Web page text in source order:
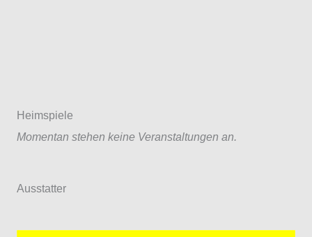
Heimspiele
Momentan stehen keine Veranstaltungen an.
Ausstatter